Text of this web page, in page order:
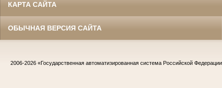
КАРТА САЙТА
ОБЫЧНАЯ ВЕРСИЯ САЙТА
2006-2026 «Государственная автоматизированная система Российской